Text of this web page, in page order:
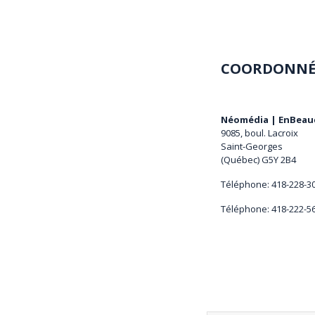
Néomédia |
9085, boul. Lacroix
Saint-Georges
(Québec) G5Y 2B4
Téléphone: 418-228-
Téléphone: 418-222-